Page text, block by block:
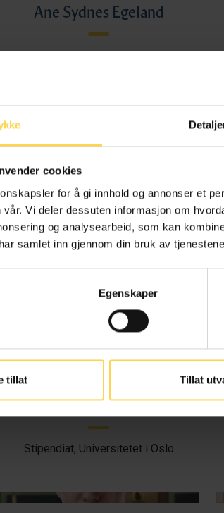
cookies
for å gi innhold og annonser et
Vi deler dessuten informasjon om
og analysearbeid, som kan
samlet inn gjennom din bruk av
Egenskaper
tillat Tillat
Ane Sydnes Egeland
Stipendiat, Universitetet i Oslo
Lucy Klæboe Furuholmen
Stipendiat, Universitetet i Oslo
Marianne Jenum Hotvedt
Professor, Universitetet i Oslo
Hanne Lillemork
Stipendiat, Universitetet i Oslo